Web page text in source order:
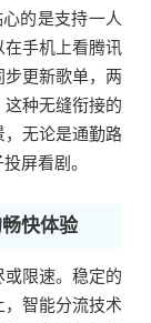
的是支持一人
手机上看腾讯
更新歌单，两
种无缝衔接的
无论是通勤路
屏看剧。
快体验
限速。稳定的
智能分流技术